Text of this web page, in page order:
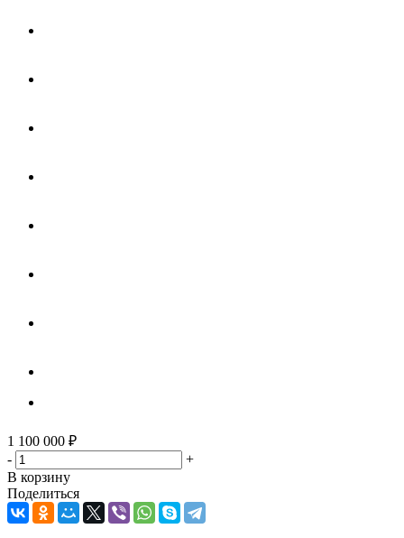
1 100 000 ₽
-
+
В корзину
Поделиться